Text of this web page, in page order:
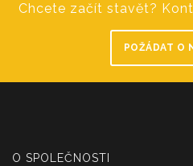
Chcete začít stavět?
POŽÁDAT O
O SPOLEČNOSTI